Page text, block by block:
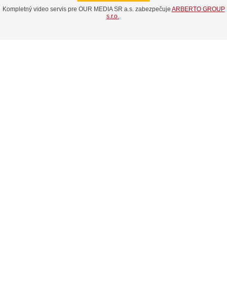
Kompletný video servis pre OUR MEDIA SR a.s. zabezpečuje ARBERTO GROUP
s.r.o..